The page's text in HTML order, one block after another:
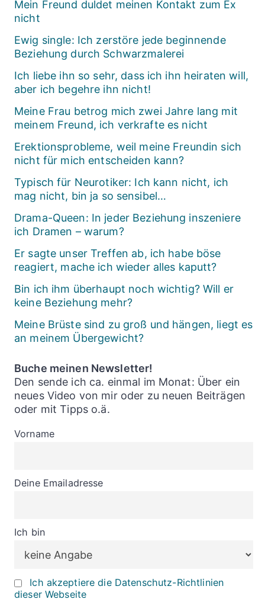
Mein Freund duldet meinen Kontakt zum Ex
nicht
Ewig single: Ich zerstöre jede beginnende
Beziehung durch Schwarzmalerei
Ich liebe ihn so sehr, dass ich ihn heiraten will,
aber ich begehre ihn nicht!
Meine Frau betrog mich zwei Jahre lang mit
meinem Freund, ich verkrafte es nicht
Erektionsprobleme, weil meine Freundin sich
nicht für mich entscheiden kann?
Typisch für Neurotiker: Ich kann nicht, ich
mag nicht, bin ja so sensibel…
Drama-Queen: In jeder Beziehung inszeniere
ich Dramen – warum?
Er sagte unser Treffen ab, ich habe böse
reagiert, mache ich wieder alles kaputt?
Bin ich ihm überhaupt noch wichtig? Will er
keine Beziehung mehr?
Meine Brüste sind zu groß und hängen, liegt es
an meinem Übergewicht?
Buche meinen Newsletter!
Den sende ich ca. einmal im Monat: Über ein
neues Video von mir oder zu neuen Beiträgen
oder mit Tipps o.ä.
Vorname
Deine Emailadresse
Ich bin
Ich akzeptiere die Datenschutz-Richtlinien
dieser Webseite